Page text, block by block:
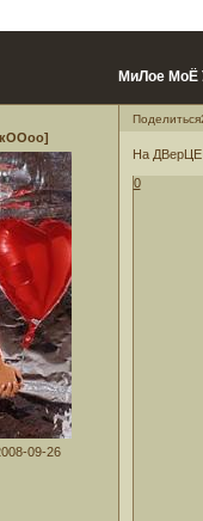
МиЛое МоЁ
Поделиться
09-26
На
0